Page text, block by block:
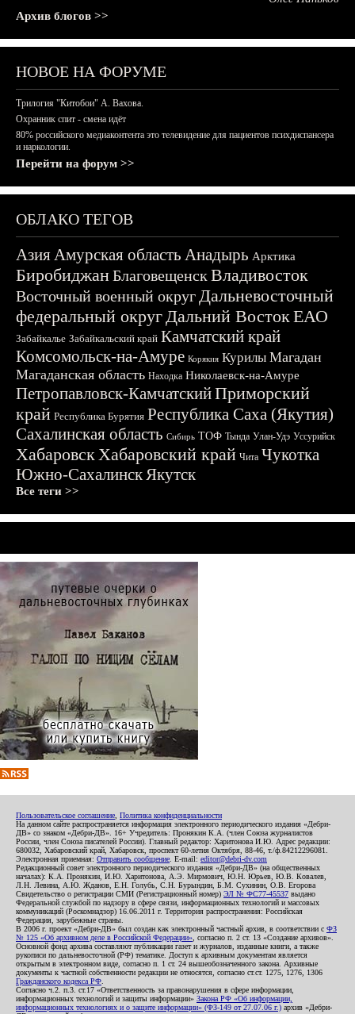
Архив блогов >>
НОВОЕ НА ФОРУМЕ
Трилогия "Китобои" А. Вахова.
Охранник спит - смена идёт
80% российского медиаконтента это телевидение для пациентов психдиспансера
и наркологии.
Перейти на форум >>
ОБЛАКО ТЕГОВ
АзияАмурская область Анадырь Арктика
БиробиджанБлаговещенскВладивосток
Восточный военный округДальневосточный
федеральный округДальний ВостокЕАО
Забайкалье Забайкальский край Камчатский край
Комсомольск-на-Амуре Корякия Курилы Магадан
Магаданская область Находка Николаевск-на-Амуре
Петропавловск-КамчатскийПриморский
край Республика Бурятия Республика Саха (Якутия)
Сахалинская область Сибирь ТОФ Тында Улан-Удэ Уссурийск
ХабаровскХабаровский край Чита Чукотка
Южно-СахалинскЯкутск
Все теги >>
Пользовательское соглашение Политика конфиденциальности
На данном сайте распространяется информация электронного периодического издания «Дебри-
ДВ» со знаком «Дебри-ДВ». 16+ Учредитель: Пронякин К.А. (член Союза журналистов
России, член Союза писателей России). Главный редактор: Харитонова И.Ю. Адрес редакции:
680032, Хабаровский край, Хабаровск, проспект 60-летия Октября, 88-46, т./ф.84212296081.
Электронная приемная: Отправить сообщение . E-mail: editor@debri-dv.com
Редакционный совет электронного периодического издания «Дебри-ДВ» (на общественных
началах): К.А. Пронякин, И.Ю. Харитонова, А.Э. Мирмович, Ю.Н. Юрьев, Ю.В. Ковалев,
Л.Н. Левина, А.Ю. Жданов, Е.Н. Голубь, С.Н. Бурындин, Б.М. Сухинин, О.В. Егорова
Свидетельство о регистрации СМИ (Регистрационный номер) ЭЛ № ФС77-45537 выдано
Федеральной службой по надзору в сфере связи, информационных технологий и массовых
коммуникаций (Роскомнадзор) 16.06.2011 г. Территория распространения: Российская
Федерация, зарубежные страны.
В 2006 г. проект «Дебри-ДВ» был создан как электронный частный архив, в соответствии с ФЗ
№ 125 «Об архивном деле в Российской Федерации» , согласно п. 2 ст. 13 «Создание архивов».
Основной фонд архива составляют публикации газет и журналов, изданные книги, а также
рукописи по дальневосточной (РФ) тематике. Доступ к архивным документам является
открытым в электронном виде, согласно п. 1 ст. 24 вышеобозначенного закона. Архивные
документы к частной собственности редакции не относятся, согласно ст.ст. 1275, 1276, 1306
Гражданского кодекса РФ
Согласно ч.2. п.3. ст.17 «Ответственность за правонарушения в сфере информации,
информационных технологий и защиты информации» Закона РФ «Об информации,
информационных технологиях и о защите информации» (ФЗ-149 от 27.07.06 г.) архив «Дебри-